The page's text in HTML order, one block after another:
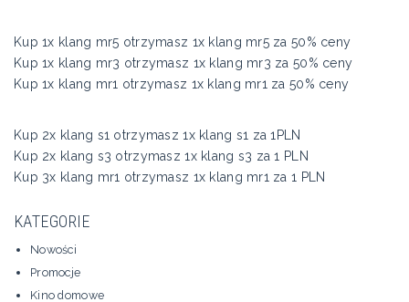
Kup 1x klang mr5 otrzymasz 1x klang mr5 za 50% ceny
Kup 1x klang mr3 otrzymasz 1x klang mr3 za 50% ceny
Kup 1x klang mr1 otrzymasz 1x klang mr1 za 50% ceny
Kup 2x klang s1 otrzymasz 1x klang s1 za 1PLN
Kup 2x klang s3 otrzymasz 1x klang s3 za 1 PLN
Kup 3x klang mr1 otrzymasz 1x klang mr1 za 1 PLN
KATEGORIE
Nowości
Promocje
Kino domowe